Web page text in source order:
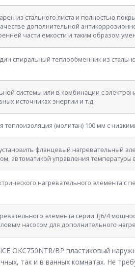
из стального листа и полностью
дополнительной
части емкости и таким образом
спиральный теплообменник из
системы или в комбинации с
источниках энергии и т.д
теплоизоляция (молитан) 100 мм с
фланцевый нагревательный
автоматикой управления температуры
нагревательного элемента с
элемента серии TJ6/4
насосом для дополнительного
OKC750NTR/BP пластиковый
так и в ванных комнатах. Не